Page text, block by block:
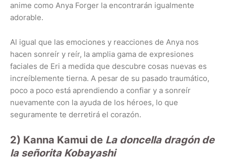
anime como Anya Forger la encontrarán igualmente
adorable.
Al igual que las emociones y reacciones de Anya nos
hacen sonreír y reír, la amplia gama de expresiones
faciales de Eri a medida que descubre cosas nuevas es
increíblemente tierna. A pesar de su pasado traumático,
poco a poco está aprendiendo a confiar y a sonreír
nuevamente con la ayuda de los héroes, lo que
seguramente te derretirá el corazón.
2) Kanna Kamui de La doncella dragón de
la señorita Kobayashi